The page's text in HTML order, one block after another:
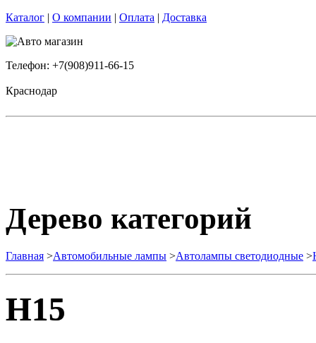
Каталог | О компании | Оплата | Доставка
Телефон: +7(908)911-66-15
Краснодар
Дерево категорий
Главная >Автомобильные лампы >Автолампы светодиодные >
H15